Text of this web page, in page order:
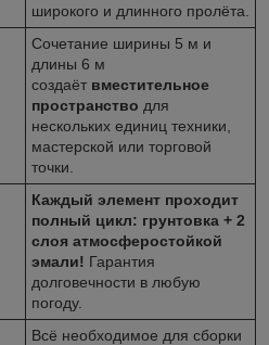
широкого и длинного пролёта.
Сочетание ширины 5 м и
длины 6 м
создаёт вместительное
пространство для
нескольких единиц техники,
мастерской или торговой
точки.
Каждый элемент проходит
полный цикл: грунтовка + 2
слоя атмосферостойкой
эмали! Гарантия
долговечности в любую
погоду.
Всё необходимое для сборки